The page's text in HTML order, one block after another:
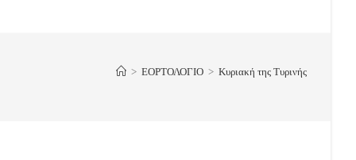
> ΕΟΡΤΟΛΟΓΙΟ > Κυριακή της Τυρινής